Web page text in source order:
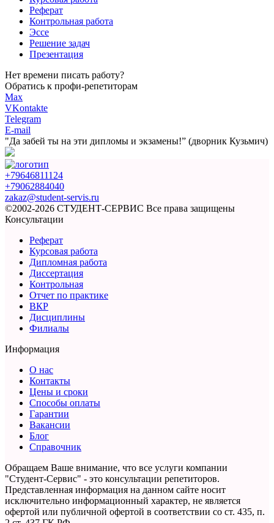
Реферат
Контрольная работа
Эссе
Решение задач
Презентация
Нет времени писать работу?
Обратись к профи-репетиторам
Max
VKontakte
Telegram
E-mail
"Да забей ты на эти дипломы и экзамены!” (дворник Кузьмич)
+79646811124
+79062884040
zakaz@student-servis.ru
©2002-2026 СТУДЕНТ-СЕРВИС Все права защищены
Консультации
Реферат
Курсовая работа
Дипломная работа
Диссертация
Контрольная
Отчет по практике
ВКР
Дисциплины
Филиалы
Информация
О нас
Контакты
Цены и сроки
Способы оплаты
Гарантии
Вакансии
Блог
Справочник
Обращаем Ваше внимание, что все услуги компании
"Студент-Сервис" - это консультации репетиторов.
Представленная информация на данном сайте носит
исключительно информационный характер, не является
офертой или публичной офертой в соответствии со ст. 435, п.